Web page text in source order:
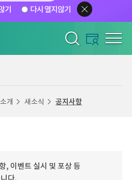
기 다시 열지않기
개 새소식 공지사항
, 이벤트 실시 및 포상 등
다.